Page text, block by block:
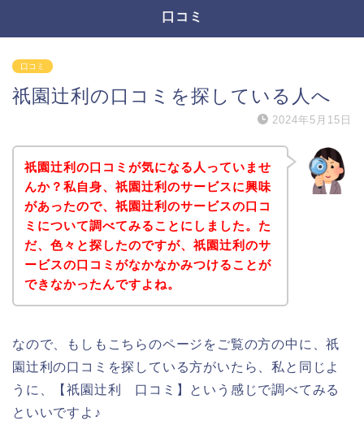
口コミ
口コミ
祇園辻利の口コミを探している人へ
2024年5月15日
祇園辻利の口コミが気になる人っていませ
んか？私自身、祇園辻利のサービスに興味
があったので、祇園辻利のサービスの口コ
ミについて調べてみることにしました。た
だ、色々と探したのですが、祇園辻利のサ
ービスの口コミがなかなかみつけることが
できなかったんですよね。
なので、もしもこちらのページをご覧の方の中に、祇
園辻利の口コミを探している方がいたら、私と同じよ
うに、【祇園辻利 口コミ】という感じで調べてみる
といいですよ♪